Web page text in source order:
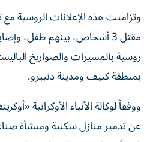
وتزامنت هذه الإعلانات الروسية مع
روسية بالمسيرات والصواريخ
بمنطقة كييف ومدينة دنيبرو.
ووفقاً لوكالة الأنباء الأوكرانية
عن تدمير منازل سكنية ومنشأة